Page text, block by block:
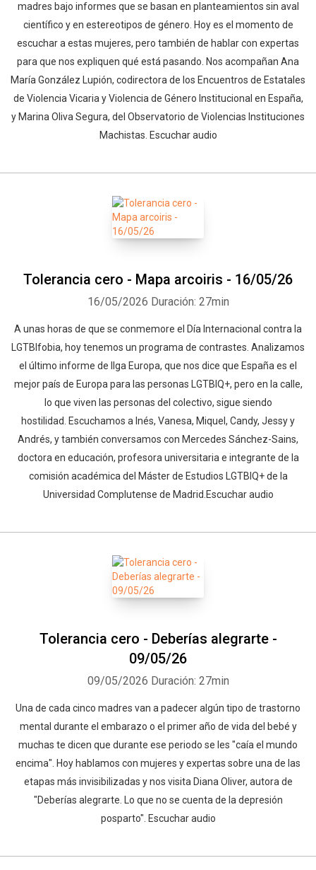
madres bajo informes que se basan en planteamientos sin aval
científico y en estereotipos de género. Hoy es el momento de
escuchar a estas mujeres, pero también de hablar con expertas
para que nos expliquen qué está pasando. Nos acompañan Ana
María González Lupión, codirectora de los Encuentros de Estatales
de Violencia Vicaria y Violencia de Género Institucional en España,
y Marina Oliva Segura, del Observatorio de Violencias Instituciones
Machistas. Escuchar audio
Tolerancia cero - Mapa arcoiris - 16/05/26
16/05/2026 Duración: 27min
A unas horas de que se conmemore el Día Internacional contra la
LGTBIfobia, hoy tenemos un programa de contrastes. Analizamos
el último informe de Ilga Europa, que nos dice que España es el
mejor país de Europa para las personas LGTBIQ+, pero en la calle,
lo que viven las personas del colectivo, sigue siendo
hostilidad. Escuchamos a Inés, Vanesa, Miquel, Candy, Jessy y
Andrés, y también conversamos con Mercedes Sánchez-Sains,
doctora en educación, profesora universitaria e integrante de la
comisión académica del Máster de Estudios LGTBIQ+ de la
Universidad Complutense de Madrid.Escuchar audio
Tolerancia cero - Deberías alegrarte -
09/05/26
09/05/2026 Duración: 27min
Una de cada cinco madres van a padecer algún tipo de trastorno
mental durante el embarazo o el primer año de vida del bebé y
muchas te dicen que durante ese periodo se les "caía el mundo
encima". Hoy hablamos con mujeres y expertas sobre una de las
etapas más invisibilizadas y nos visita Diana Oliver, autora de
"Deberías alegrarte. Lo que no se cuenta de la depresión
posparto". Escuchar audio